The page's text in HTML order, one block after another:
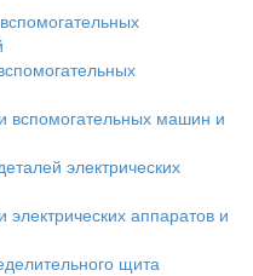
вспомогательных машин и
электрических
аппаратов и
щита